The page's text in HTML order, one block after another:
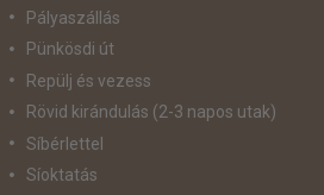
Pályaszállás
Pünkösdi út
Repülj és vezess
Rövid kirándulás (2-3 napos utak)
Síbérlettel
Síoktatás